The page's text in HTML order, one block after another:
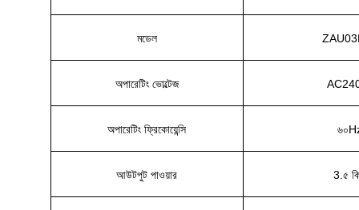
মডেল
অপারেটিং ভোল্টেজ
অপারেটিং ফ্রিকোয়েন্সি
আউটপুট পাওয়ার 3.৫